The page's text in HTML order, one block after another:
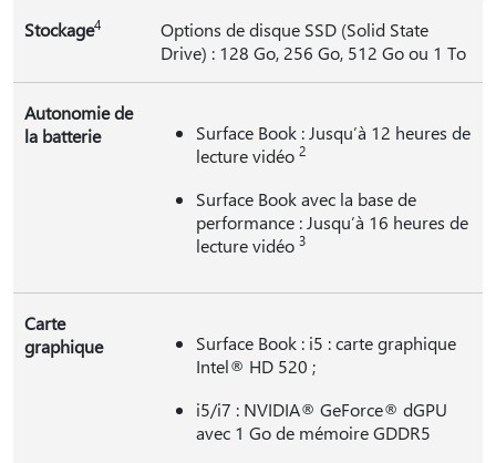
Stockage4
Options de disque SSD (Solid State
Drive) : 128 Go, 256 Go, 512 Go ou 1 To
Autonomie de
la batterie
Surface Book : Jusqu’à 12 heures de
lecture vidéo 2
Surface Book avec la base de
performance : Jusqu’à 16 heures de
lecture vidéo 3
Carte
graphique
Surface Book : i5 : carte graphique
Intel® HD 520 ;
i5/i7 : NVIDIA® GeForce® dGPU
avec 1 Go de mémoire GDDR5